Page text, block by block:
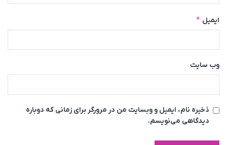
ایمیل *
وب‌ سایت
ذخیره نام، ایمیل و وبسایت من در مرورگر برای زمانی که دوباره
دیدگاهی می‌نویسم.